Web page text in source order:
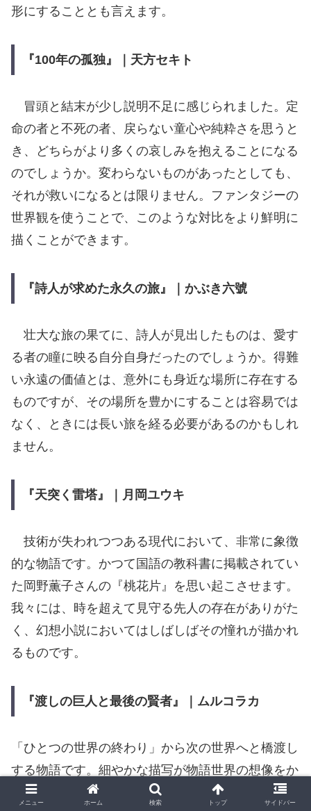
形にすることとも言えます。
『100年の孤独』｜天方セキト
冒頭と結末が少し説明不足に感じられました。定
命の者と不死の者、戻らない童心や純粋さを思うと
き、どちらがより多くの哀しみを抱えることになる
のでしょうか。変わらないものがあったとしても、
それが救いになるとは限りません。ファンタジーの
世界観を使うことで、このような対比をより鮮明に
描くことができます。
『詩人が求めた永久の旅』｜かぶき六號
壮大な旅の果てに、詩人が見出したものは、愛す
る者の瞳に映る自分自身だったのでしょうか。得難
い永遠の価値とは、意外にも身近な場所に存在する
ものですが、その場所を豊かにすることは容易では
なく、ときには長い旅を経る必要があるのかもしれ
ません。
『天突く雷塔』｜月岡ユウキ
技術が失われつつある現代において、非常に象徴
的な物語です。かつて国語の教科書に掲載されてい
た岡野薫子さんの『桃花片』を思い起こさせます。
我々には、時を超えて見守る先人の存在がありがた
く、幻想小説においてはしばしばその憧れが描かれ
るものです。
『渡しの巨人と最後の賢者』｜ムルコラカ
「ひとつの世界の終わり」から次の世界へと橋渡し
する物語です。細やかな描写が物語世界の想像をか
き立て、過去だけでなく未来にもつながる要素を持
メニュー ホーム 検索 トップ サイドバー